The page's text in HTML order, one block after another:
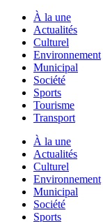
À la une
Actualités
Culturel
Environnement
Municipal
Société
Sports
Tourisme
Transport
À la une
Actualités
Culturel
Environnement
Municipal
Société
Sports